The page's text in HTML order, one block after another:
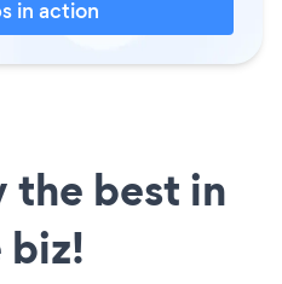
in action
the best in